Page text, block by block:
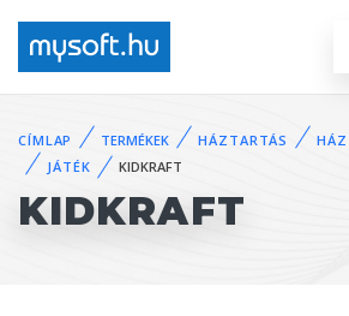
CÍMLAP TERMÉKEK HÁZTARTÁS
JÁTÉK
KIDKRAFT
KIDKRAFT